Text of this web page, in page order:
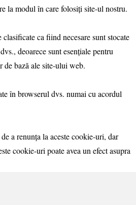
la modul în care folosiți site-ul nostru.
ca fiind necesare sunt stocate
deoarece sunt esențiale pentru
bază ale site-ului web.
în browserul dvs. numai cu acordul
a renunța la aceste cookie-uri, dar
cookie-uri poate avea un efect asupra